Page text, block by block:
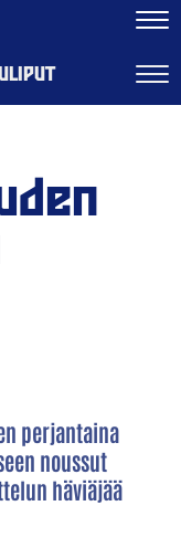
perjantaina
noussut
häviäjää